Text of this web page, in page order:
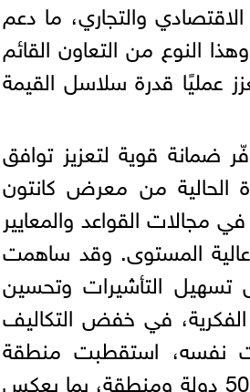
والتجاري، ما دعم
النوع من التعاون القائم
عمليًا قدرة سلاسل القيمة
ضمانة قوية لتعزيز توافق
الحالية من معرض كانتون
مجالات القواعد والمعايير
عالية المستوى. وقد ساهمت
تسهيل التأشيرات وتحسين
الفكرية، في خفض التكاليف
نفسه، استقطبت منطقة
المعروضات المستوردة في المعرض 680 شركة أجنبية من 50 دولة ومنطقة، بما يعكس